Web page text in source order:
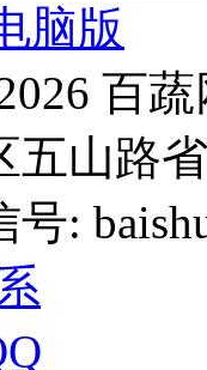
脑版
百
五山路
: